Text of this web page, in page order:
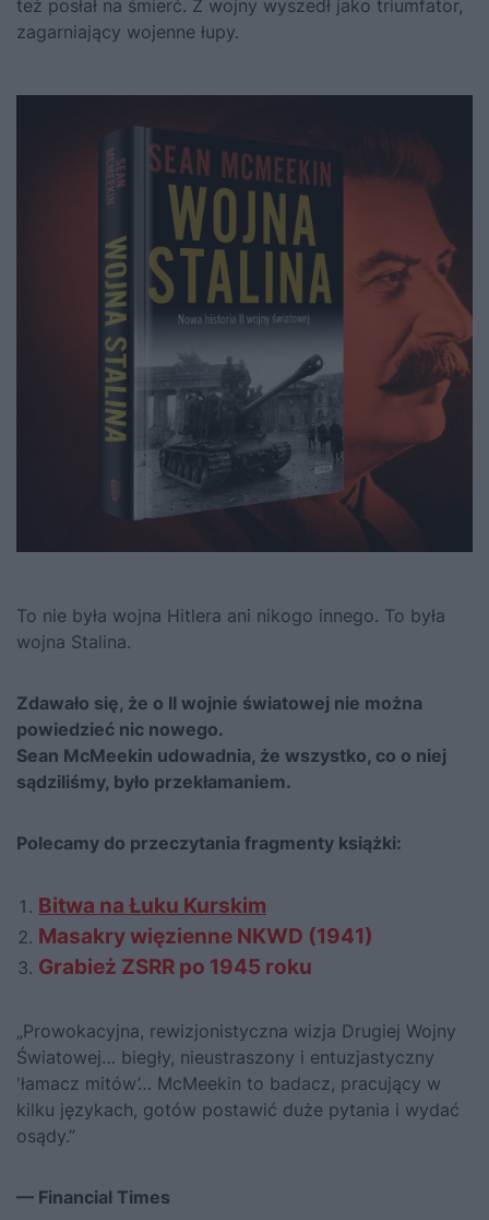
też posłał na śmierć. Z wojny wyszedł jako triumfator,
zagarniający wojenne łupy.
To nie była wojna Hitlera ani nikogo innego. To była
wojna Stalina.
Zdawało się, że o II wojnie światowej nie można
powiedzieć nic nowego.
Sean McMeekin udowadnia, że wszystko, co o niej
sądziliśmy, było przekłamaniem.
Polecamy do przeczytania fragmenty książki:
Bitwa na Łuku Kurskim
Masakry więzienne NKWD (1941)
Grabież ZSRR po 1945 roku
„Prowokacyjna, rewizjonistyczna wizja Drugiej Wojny
Światowej… biegły, nieustraszony i entuzjastyczny
'łamacz mitów’… McMeekin to badacz, pracujący w
kilku językach, gotów postawić duże pytania i wydać
osądy.”
— Financial Times